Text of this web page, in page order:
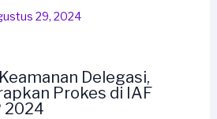
29, 2024
Delegasi,
Prokes di IAF
2024